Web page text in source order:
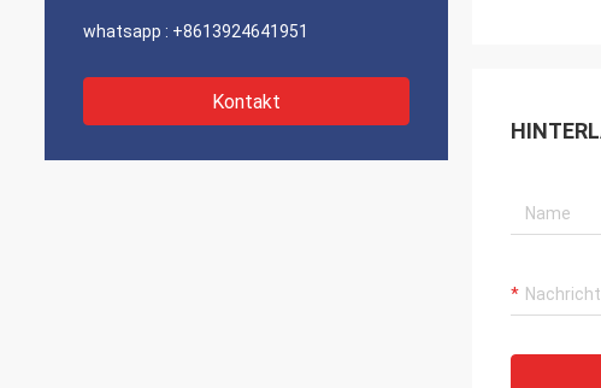
whatsapp : +8613924641951
Kontakt